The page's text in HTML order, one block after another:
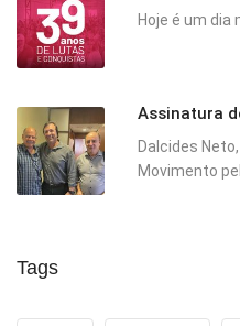
Hoje é um dia
Assinatura
Dalcides
Movimento
Tags